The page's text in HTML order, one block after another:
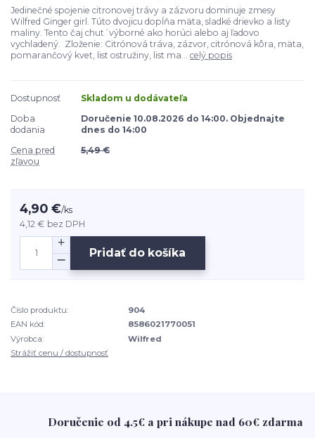
Jedinečné spojenie citronovej trávy a zázvoru dominuje zmesy
Wilfred Ginger girl. Túto dvojicu dopĺňa mäta, sladké drievko a listy
maliny. Tento čaj chut´výborné ako horúci alebo aj ľadovo
vychladený. Zloženie: Citrónová tráva, zázvor, citrónová kôra, mäta,
pomarančový kvet, list ostružiny, list ma... celý popis
Dostupnosť
Skladom u dodávateľa
Doba
dodania
Doručenie 10.08.2026 do 14:00. Objednajte
dnes do 14:00
Cena pred
zľavou
5,49 €
4,90 €/ks
4,12 € bez DPH
Pridať do košíka
Číslo produktu:
904
EAN kód:
8586021770051
Výrobca:
Wilfred
Strážiť cenu / dostupnosť
Doručenie od 4.5€ a pri nákupe nad 60€ zdarma